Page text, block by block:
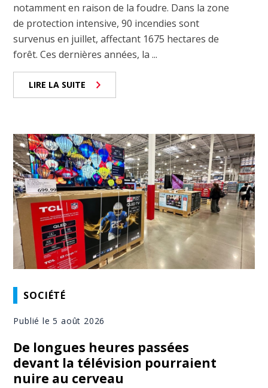
notamment en raison de la foudre. Dans la zone
de protection intensive, 90 incendies sont
survenus en juillet, affectant 1675 hectares de
forêt. Ces dernières années, la ...
LIRE LA SUITE
SOCIÉTÉ
Publié le 5 août 2026
De longues heures passées
devant la télévision pourraient
nuire au cerveau